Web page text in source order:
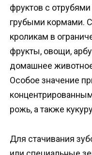
фруктов с
грубыми кормами.
кроликам в
фрукты, овощи,
домашнее
Особое значение
рожь, а также
Для стачивания